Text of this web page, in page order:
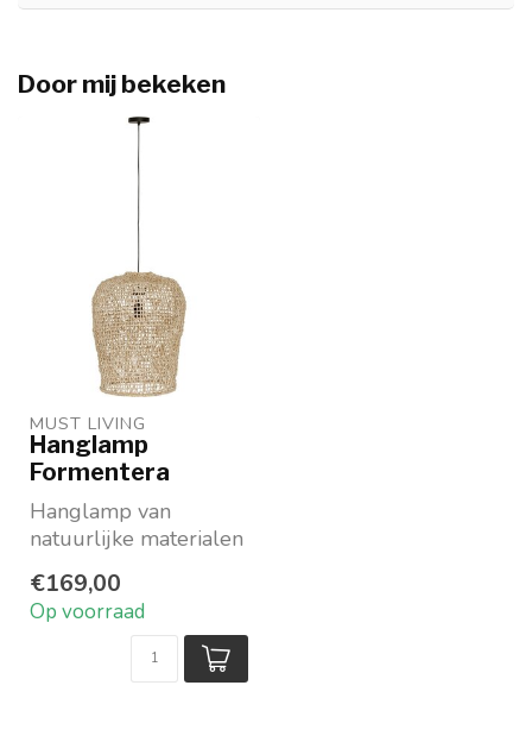
Door mij bekeken
MUST LIVING
Hanglamp
Formentera
Hanglamp van
natuurlijke materialen
Merk: Must Living
DTP-Interi...
€169,00
Op voorraad